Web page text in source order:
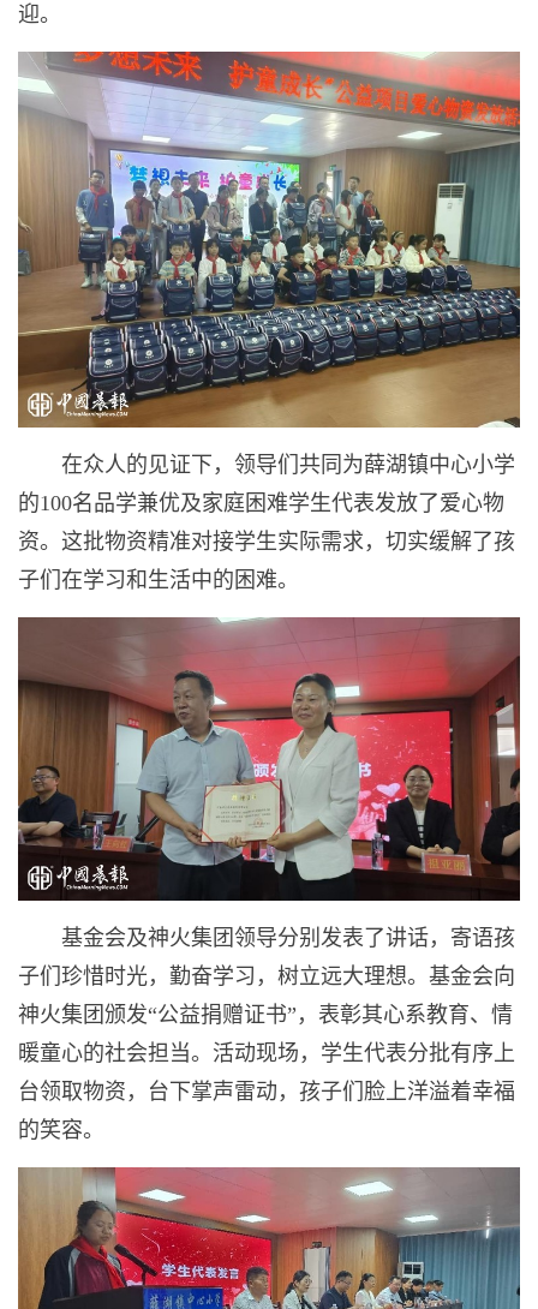
迎。
在众人的见证下，领导们共同为薛湖镇中心小学
的100名品学兼优及家庭困难学生代表发放了爱心物
资。这批物资精准对接学生实际需求，切实缓解了孩
子们在学习和生活中的困难。
基金会及神火集团领导分别发表了讲话，寄语孩
子们珍惜时光，勤奋学习，树立远大理想。基金会向
神火集团颁发“公益捐赠证书”，表彰其心系教育、情
暖童心的社会担当。活动现场，学生代表分批有序上
台领取物资，台下掌声雷动，孩子们脸上洋溢着幸福
的笑容。